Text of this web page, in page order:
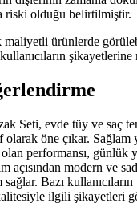
riski olduğu belirtilmiştir.
maliyetli ürünlerde
Seti, evde tüy ve saç
öne çıkar. Sağlam
performansı, günlük
açısından modern ve
Bazı kullanıcıların
ilgili şikayetleri